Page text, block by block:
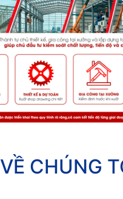
VỀ CHÚNG